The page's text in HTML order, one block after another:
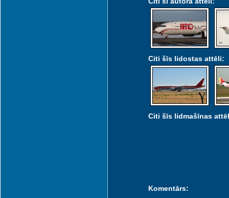
Citi šīs lidostas attēli:
Citi šīs lidmašīnas
Komentārs: